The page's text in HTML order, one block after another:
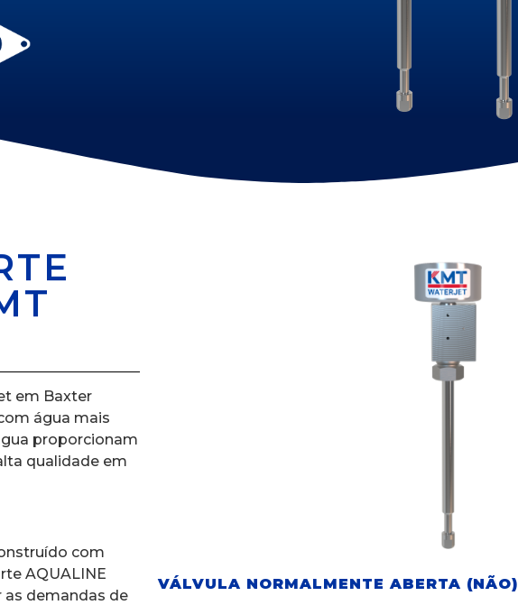
em Baxter
água mais
proporcionam
qualidade em
com
AQUALINE
as demandas de
VÁLVULA NORMALMENTE ABERTA (NÃO)